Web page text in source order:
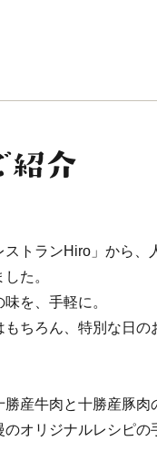
トランHiro」から、
た。
を、手軽に。
ちろん、特別な日の
産牛肉と十勝産豚肉
オリジナルレシピの